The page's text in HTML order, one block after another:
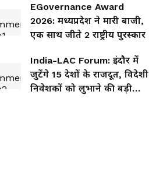
EGovernance Award
2026: मध्यप्रदेश ने मारी बाजी,
एक साथ जीते 2 राष्ट्रीय पुरस्कार
India-LAC Forum: इंदौर में
जुटेंगे 15 देशों के राजदूत, विदेशी
निवेशकों को लुभाने की बड़ी